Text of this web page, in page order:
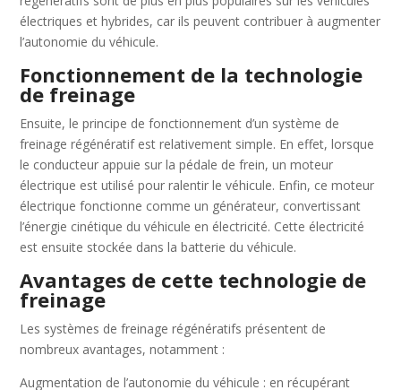
électriques et hybrides, car ils peuvent contribuer à augmenter
l’autonomie du véhicule.
Fonctionnement de la technologie
de freinage
Ensuite, le principe de fonctionnement d’un système de
freinage régénératif est relativement simple. En effet, lorsque
le conducteur appuie sur la pédale de frein, un moteur
électrique est utilisé pour ralentir le véhicule. Enfin, ce moteur
électrique fonctionne comme un générateur, convertissant
l’énergie cinétique du véhicule en électricité. Cette électricité
est ensuite stockée dans la batterie du véhicule.
Avantages de cette technologie de
freinage
Les systèmes de freinage régénératifs présentent de
nombreux avantages, notamment :
Augmentation de l’autonomie du véhicule : en récupérant